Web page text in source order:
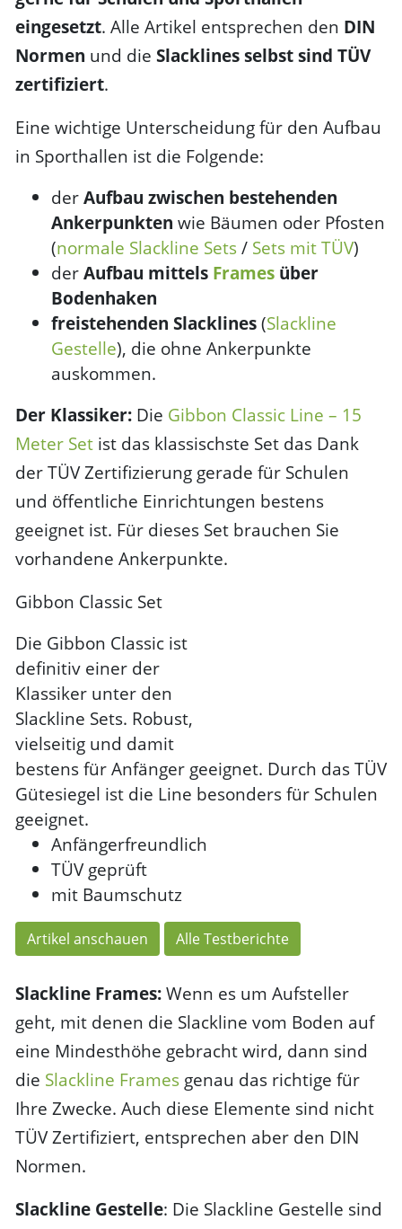
eingesetzt. Alle Artikel entsprechen den DIN
Normen und die Slacklines selbst sind TÜV
zertifiziert.
Eine wichtige Unterscheidung für den Aufbau
in Sporthallen ist die Folgende:
derAufbau zwischen bestehenden
Ankerpunkten wie Bäumen oder Pfosten
(normale Slackline Sets/ Sets mit TÜV)
derAufbau mittels Frames über
Bodenhaken
freistehenden Slacklines(Slackline
Gestelle), die ohne Ankerpunkte
auskommen.
Der Klassiker: Die Gibbon Classic Line – 15
Meter Set ist das klassischste Set das Dank
der TÜV Zertifizierung gerade für Schulen
und öffentliche Einrichtungen bestens
geeignet ist. Für dieses Set brauchen Sie
vorhandene Ankerpunkte.
Gibbon Classic Set
Die Gibbon Classic ist
definitiv einer der
Klassiker unter den
Slackline Sets. Robust,
vielseitig und damit
bestens für Anfänger geeignet. Durch das TÜV
Gütesiegel ist die Line besonders für Schulen
geeignet.
Anfängerfreundlich
TÜV geprüft
mit Baumschutz
Artikel anschauen Alle Testberichte
Slackline Frames:Wenn es um Aufsteller
geht, mit denen die Slackline vom Boden auf
eine Mindesthöhe gebracht wird, dann sind
die Slackline Frames genau das richtige für
Ihre Zwecke. Auch diese Elemente sind nicht
TÜV Zertifiziert, entsprechen aber den DIN
Normen.
Slackline Gestelle: Die Slackline Gestelle sind